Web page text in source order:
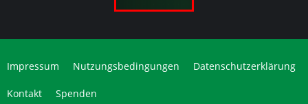
Impressum Nutzungsbedingungen Datenschutzerklärung
Kontakt Spenden